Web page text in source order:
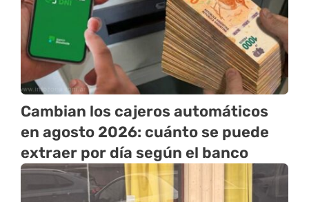
Cambian los cajeros automáticos
en agosto 2026: cuánto se puede
extraer por día según el banco